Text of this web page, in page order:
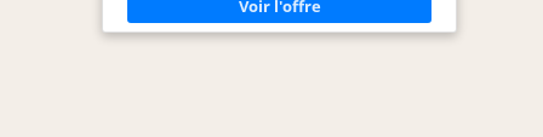
assurent une bonne respirabilité.